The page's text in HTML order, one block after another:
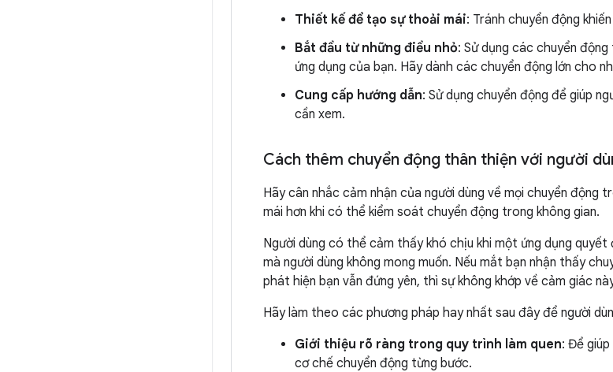
Thiết kế để tạo sự thoải mái: Tránh chuyển động
Bắt đầu từ những điều nhỏ: Sử dụng các chuyển
ứng dụng của bạn. Hãy dành các chuyển động lớn cho
Cung cấp hướng dẫn: Sử dụng chuyển động để giúp
cần xem.
Cách thêm chuyển động thân thiện với người
Hãy cân nhắc cảm nhận của người dùng về mọi chuyển động
mái hơn khi có thể kiểm soát chuyển động trong không gian.
Người dùng có thể cảm thấy khó chịu khi một ứng dụng
mà người dùng không mong muốn. Nếu mắt bạn nhận thấy
phát hiện bạn vẫn đứng yên, thì sự không khớp về cảm giác
Hãy làm theo các phương pháp hay nhất sau đây để người
Giới thiệu rõ ràng trong quy trình làm quen: Để giúp
cơ chế chuyển động từng bước.